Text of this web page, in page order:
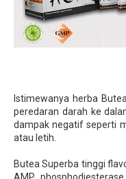
Istimewanya herba
peredaran darah ke
dampak negatif seperti
atau letih.
Butea Superba tinggi